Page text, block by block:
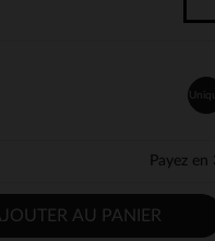
Payez
AU PANIER